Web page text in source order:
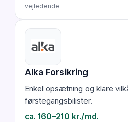
vejledende
Alka Forsikring
Enkel opsætning og klare
førstegangsbilister.
ca. 160–210 kr./md.